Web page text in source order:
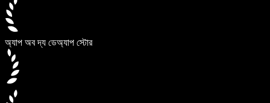
অ্যাপ অব দ্য ডেঅ্যাপ স্টোর